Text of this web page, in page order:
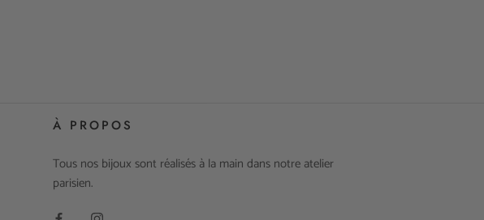
À PROPOS
Tous nos bijoux sont réalisés à la main dans notre atelier
parisien.